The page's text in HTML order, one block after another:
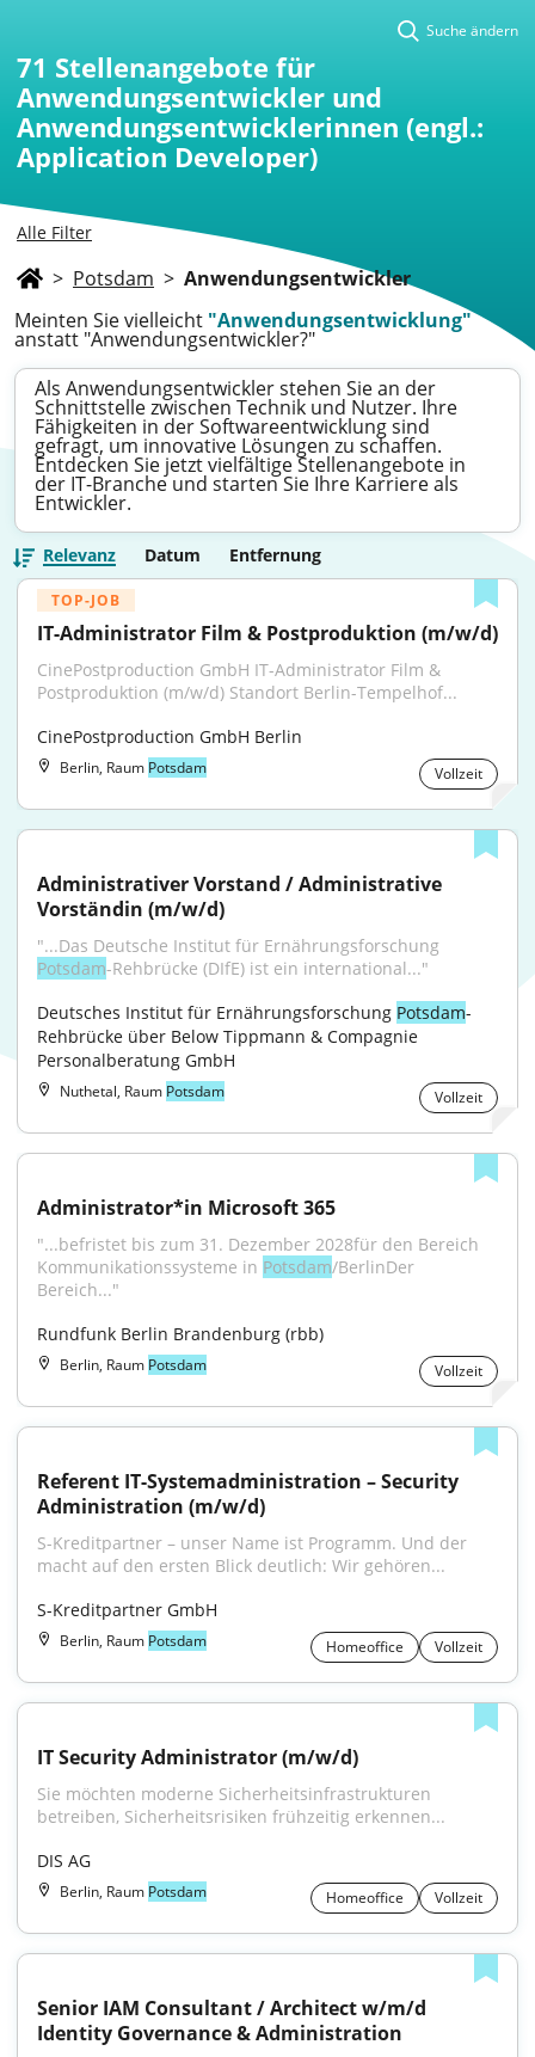
Alle Filter
Suche ändern
71 Stellenangebote für
Anwendungsentwickler und
Anwendungsentwicklerinnen (engl.:
Application Developer)
> Potsdam > Anwendungsentwickler
Meinten Sie vielleicht "Anwendungsentwicklung"
anstatt "Anwendungsentwickler?"
Als Anwendungsentwickler stehen Sie an der
Schnittstelle zwischen Technik und Nutzer. Ihre
Fähigkeiten in der Softwareentwicklung sind
gefragt, um innovative Lösungen zu schaffen.
Entdecken Sie jetzt vielfältige Stellenangebote in
der IT-Branche und starten Sie Ihre Karriere als
Entwickler.
Relevanz Datum Entfernung
TOP-JOB
IT-Administrator Film & Postproduktion (m/w/d)
CinePostproduction GmbH IT-Administrator Film &
Postproduktion (m/w/d) Standort Berlin-Tempelhof...
CinePostproduction GmbH Berlin
Berlin, Raum Potsdam Vollzeit
Administrativer Vorstand / Administrative
Vorständin (m/w/d)
Potsdam-Rehbrücke (DIfE) ist ein international..."
Deutsches Institut für Ernährungs­forschung Potsdam-
Rehbrücke über Below Tippmann & Compagnie
Personalberatung GmbH
Nuthetal, Raum Potsdam Vollzeit
Administrator*in Microsoft 365
"...befristet bis zum 31. Dezember 2028für den Bereich
Kommunikationssysteme in Potsdam/BerlinDer
Bereich..."
Rundfunk Berlin Brandenburg (rbb)
Berlin, Raum Potsdam Vollzeit
Referent IT-Systemadministration – Security
Administration (m/w/d)
S-Kreditpartner – unser Name ist Programm. Und der
macht auf den ersten Blick deutlich: Wir gehören...
S-Kreditpartner GmbH
Berlin, Raum Potsdam Homeoffice Vollzeit
IT Security Administrator (m/w/d)
Sie möchten moderne Sicherheitsinfrastrukturen
betreiben, Sicherheitsrisiken frühzeitig erkennen...
DIS AG
Berlin, Raum Potsdam Homeoffice Vollzeit
Senior IAM Consultant / Architect w/m/d
Identity Governance & Administration